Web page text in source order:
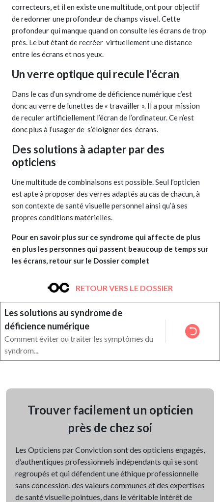
correcteurs, et il en existe une multitude, ont pour objectif
de redonner une profondeur de champs visuel. Cette
profondeur qui manque quand on consulte les écrans de trop
près. Le but étant de recréer virtuellement une distance
entre les écrans et nos yeux.
Un verre optique qui recule l’écran
Dans le cas d’un syndrome de déficience numérique c’est
donc au verre de lunettes de « travailler ». Il a pour mission
de reculer artificiellement l’écran de l’ordinateur. Ce n’est
donc plus à l’usager de s’éloigner des écrans.
Des solutions à adapter par des
opticiens
Une multitude de combinaisons est possible. Seul l’opticien
est apte à proposer des verres adaptés au cas de chacun, à
son contexte de santé visuelle personnel ainsi qu’à ses
propres conditions matérielles.
Pour en savoir plus sur ce syndrome qui affecte de plus
en plus les personnes qui passent beaucoup de temps sur
les écrans, retour sur le Dossier complet
RETOUR VERS LE DOSSIER
Les solutions au syndrome de
déficience numérique
Comment éviter ou traiter les symptômes du
syndrom...
Trouver facilement un opticien
près de chez soi
Les Opticiens par Conviction sont des opticiens engagés,
d’authentiques professionnels indépendants qui se sont
regroupés et qui défendent une éthique professionnelle
sans concession, des valeurs communes et des expertises
de santé visuelle pointues, dans le véritable intérêt de